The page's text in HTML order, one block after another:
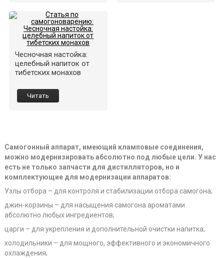
Чесночная настойка:
целебный напиток от
тибетских монахов
Читать
Самогонный аппарат, имеющий кламповые соединения,
можно модернизировать абсолютно под любые цели. У нас
есть не только запчасти для дистилляторов, но и
комплектующие для модернизации аппаратов:
Узлы отбора – для контроля и стабилизации отбора самогона;
джин-корзины – для насыщения самогона ароматами
абсолютно любых ингредиентов;
царги – для укрепления и дополнительной очистки напитка;
холодильники – для мощного, эффективного и экономичного
охлаждения;